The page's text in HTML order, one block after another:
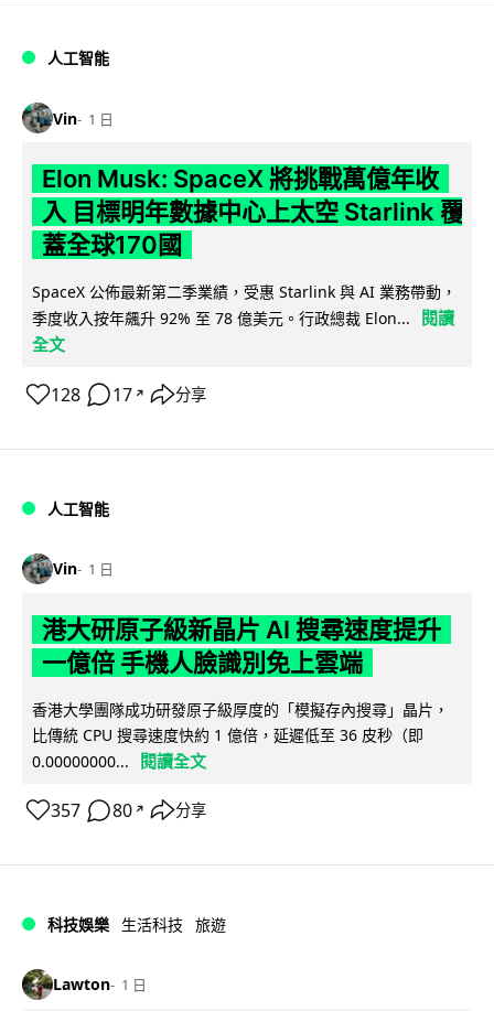
人工智能
Vin 1 日
Elon Musk: SpaceX 將挑戰萬億年收
入 目標明年數據中心上太空 Starlink 覆
蓋全球170國
SpaceX 公佈最新第二季業績，受惠 Starlink 與 AI 業務帶動，
季度收入按年飆升 92% 至 78 億美元。行政總裁 Elon...
閱讀
全文
128 17 ↗ 分享
人工智能
Vin 1 日
港大研原子級新晶片 AI 搜尋速度提升
一億倍 手機人臉識別免上雲端
香港大學團隊成功研發原子級厚度的「模擬存內搜尋」晶片，
比傳統 CPU 搜尋速度快約 1 億倍，延遲低至 36 皮秒（即
0.00000000...
閱讀全文
357 80 ↗ 分享
科技娛樂 生活科技 旅遊
Lawton 1 日